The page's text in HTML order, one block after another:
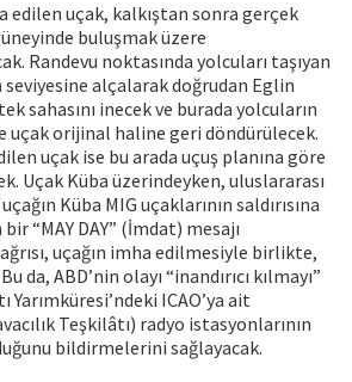
edilen uçak, kalkıştan sonra gerçek
buluşmak üzere
Randevu noktasında yolcuları taşıyan
alçalarak doğrudan Eglin
sahasını inecek ve burada yolcuların
uçak orijinal haline geri döndürülecek.
uçak ise bu arada uçuş planına göre
Uçak Küba üzerindeyken, uluslararası
Küba MIG uçaklarının saldırısına
bir “MAY DAY” (İmdat) mesajı
uçağın imha edilmesiyle birlikte,
da, ABD’nin olayı “inandırıcı kılmayı”
Yarımküresi’ndeki ICAO’ya ait
Teşkilâtı) radyo istasyonlarının
bildirmelerini sağlayacak.